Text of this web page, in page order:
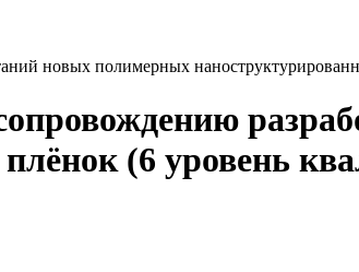
новых полимерных
(6 уровень